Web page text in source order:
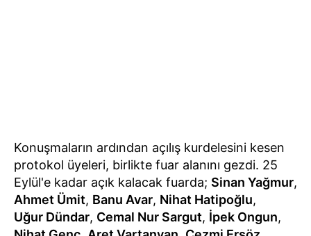
Konuşmaların ardından açılış kurdelesini kesen
protokol üyeleri, birlikte fuar alanını gezdi. 25
Eylül'e kadar açık kalacak fuarda; Sinan Yağmur,
Ahmet Ümit, Banu Avar, Nihat Hatipoğlu,
Uğur Dündar, Cemal Nur Sargut, İpek Ongun,